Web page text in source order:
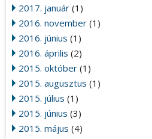
2017. január (1)
2016. november (1)
2016. június (1)
2016. április (2)
2015. október (1)
2015. augusztus (1)
2015. július (1)
2015. június (3)
2015. május (4)